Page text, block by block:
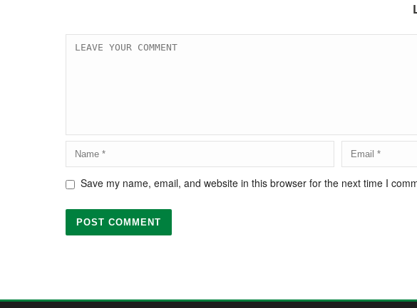
Save my name, email, and website in this browser for the next time I